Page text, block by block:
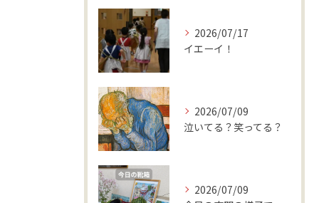
2026/07/17
イエーイ！
2026/07/09
泣いてる？笑ってる？
2026/07/09